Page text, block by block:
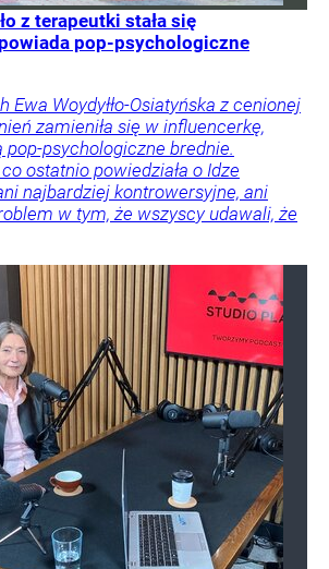
z terapeutki stała się
pop-psychologiczne
Ewa Woydyłło-Osiatyńska z cenionej
zamieniła się w influencerkę,
pop-psychologiczne brednie.
ostatnio powiedziała o Idze
najbardziej kontrowersyjne, ani
w tym, że wszyscy udawali, że